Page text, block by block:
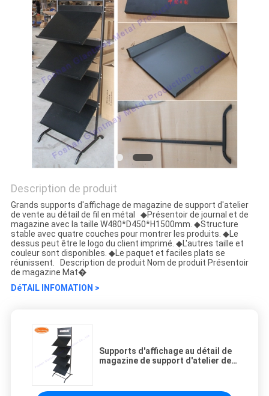
Description de produit
Grands supports d'affichage de magazine de support d'atelier
de vente au détail de fil en métal ◆Présentoir de journal et de
magazine avec la taille W480*D450*H1500mm. ◆Structure
stable avec quatre couches pour montrer les produits. ◆Le
dessus peut être le logo du client imprimé. ◆L'autres taille et
couleur sont disponibles. ◆Le paquet et faciles plats se
réunissent. Description de produit Nom de produit Présentoir
de magazine Mat�
DéTAIL INFOMATION >
Supports d'affichage au détail de
magazine de support d'atelier de